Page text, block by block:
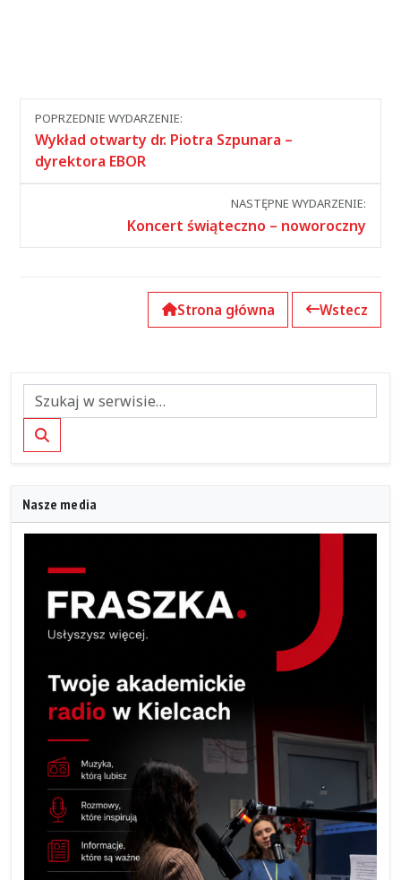
Nawigacja
między
wydarzeniami
POPRZEDNIE WYDARZENIE:
Wykład otwarty dr. Piotra Szpunara –
dyrektora EBOR
NASTĘPNE WYDARZENIE:
Koncert świąteczno – noworoczny
Strona główna Wstecz
Szukaj
Nasze media